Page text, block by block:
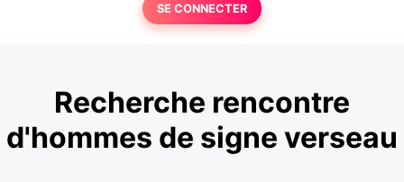
SE CONNECTER
Recherche rencontre
d'hommes de signe verseau